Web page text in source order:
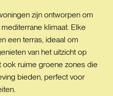
zijn ontworpen om
klimaat. Elke
een terras, ideaal om
van het uitzicht op
ruime groene zones die
bieden, perfect voor